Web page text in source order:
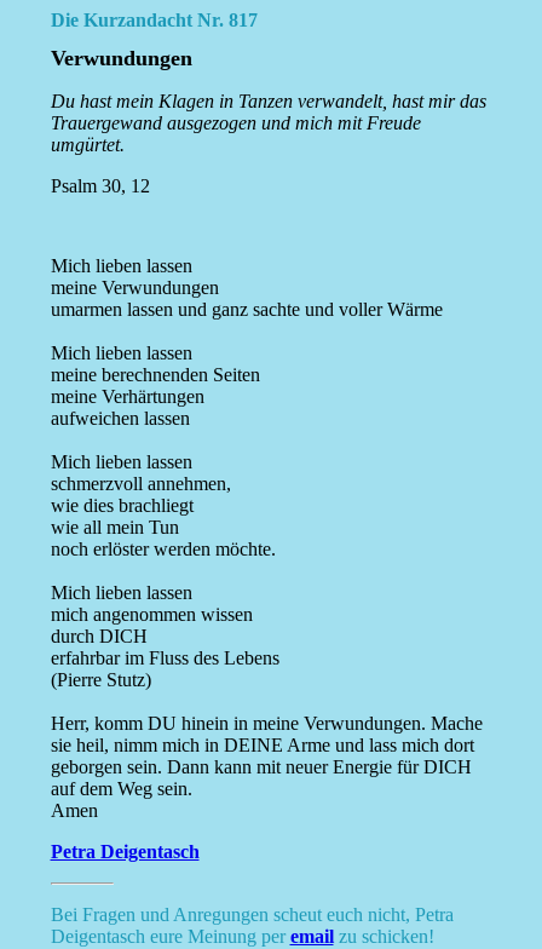
Die Kurzandacht Nr. 817
Verwundungen
Du hast mein Klagen in Tanzen verwandelt, hast mir das
Trauergewand ausgezogen und mich mit Freude
umgürtet.
Psalm 30, 12
Mich lieben lassen
meine Verwundungen
umarmen lassen und ganz sachte und voller Wärme
Mich lieben lassen
meine berechnenden Seiten
meine Verhärtungen
aufweichen lassen
Mich lieben lassen
schmerzvoll annehmen,
wie dies brachliegt
wie all mein Tun
noch erlöster werden möchte.
Mich lieben lassen
mich angenommen wissen
durch DICH
erfahrbar im Fluss des Lebens
(Pierre Stutz)
Herr, komm DU hinein in meine Verwundungen. Mache
sie heil, nimm mich in DEINE Arme und lass mich dort
geborgen sein. Dann kann mit neuer Energie für DICH
auf dem Weg sein.
Amen
Petra Deigentasch
Bei Fragen und Anregungen scheut euch nicht, Petra
Deigentasch eure Meinung peremailzu schicken!